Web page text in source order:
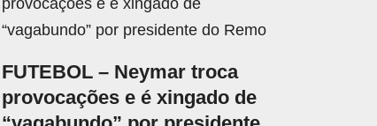
FUTEBOL – Neymar troca
provocações e é xingado de